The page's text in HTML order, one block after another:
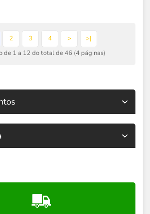
2 3 4 >
>|
de 1 a 12 do total de 46 (4 páginas)